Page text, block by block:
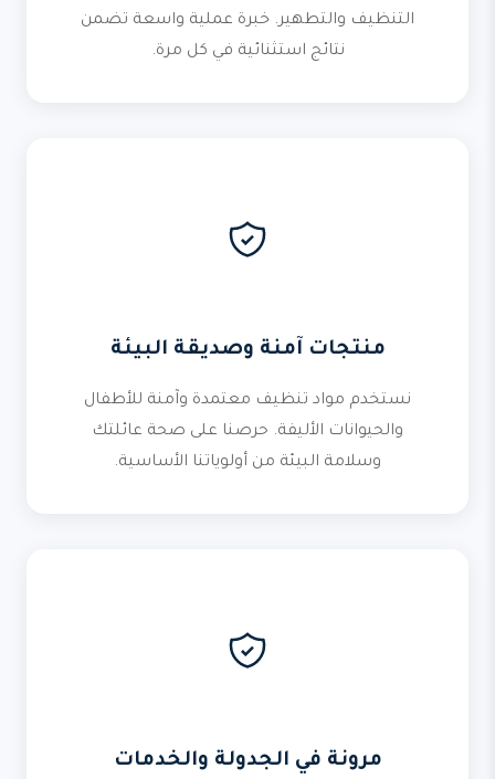
التنظيف والتطهير. خبرة عملية واسعة تضمن
نتائج استثنائية في كل مرة.
منتجات آمنة وصديقة البيئة
نستخدم مواد تنظيف معتمدة وآمنة للأطفال
والحيوانات الأليفة. حرصنا على صحة عائلتك
وسلامة البيئة من أولوياتنا الأساسية.
مرونة في الجدولة والخدمات